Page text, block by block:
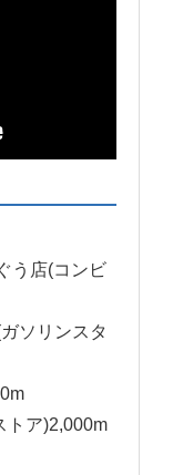
う店(コンビ
ソリンスタ
トア)2,000m